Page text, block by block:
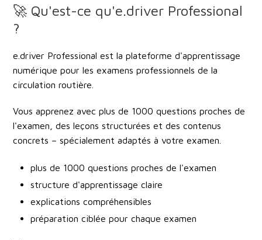
🚀 Qu'est-ce qu'e.driver Professional
?
e.driver Professional est la plateforme d'apprentissage
numérique pour les examens professionnels de la
circulation routière
Vous apprenez avec plus de 1000 questions proches de
l'examen, des leçons structurées et des contenus
concrets – spécialement adaptés à votre examen.
plus de 1000 questions proches de l'examen
structure d'apprentissage claire
explications compréhensibles
préparation ciblée pour chaque examen